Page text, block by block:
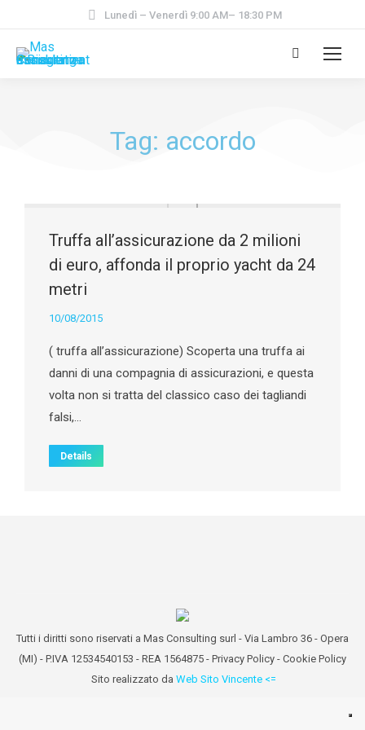
Lunedì – Venerdì 9:00 AM– 18:30 PM
Tag: accordo
Truffa all’assicurazione da 2 milioni
di euro, affonda il proprio yacht da 24
metri
10/08/2015
( truffa all’assicurazione) Scoperta una truffa ai
danni di una compagnia di assicurazioni, e questa
volta non si tratta del classico caso dei tagliandi
falsi,…
Details
Tutti i diritti sono riservati a Mas Consulting surl - Via Lambro 36 - Opera
(MI) - P.IVA 12534540153 - REA 1564875 - Privacy Policy - Cookie Policy
Sito realizzato da Web Sito Vincente <=